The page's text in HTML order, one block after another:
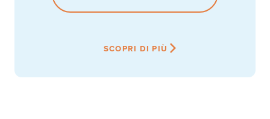
SCOPRI DI PIÙ